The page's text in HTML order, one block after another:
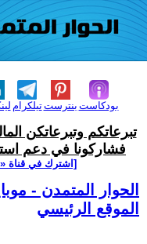
تيلكرامبنترست بودكاست
تبرعاتكم وتبرعاتكن
فشاركونا في دعم
[اشترك في قناة
الحوار المتمدن -
الموقع الرئيسي